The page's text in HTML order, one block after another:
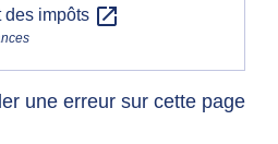
des impôts open_in_new
une erreur sur cette page